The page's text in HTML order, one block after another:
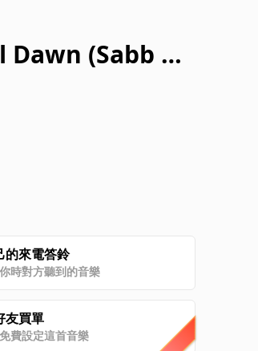
(Sabb Re
的來電答鈴
時對方聽到的音樂
友買單
費設定這首音樂